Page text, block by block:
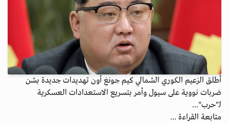
أطلق الزعيم الكوري الشمالي كيم جونغ أون تهديدات جديدة بشن
ضربات نووية على سيول وأمر بتسريع الاستعدادات العسكرية
لـ"حرب"...
متابعة القراءة ...